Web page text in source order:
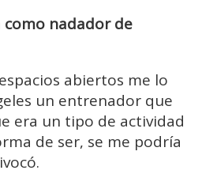
como nadador de
abiertos me lo
un entrenador que
era un tipo de actividad
de ser, se me podría